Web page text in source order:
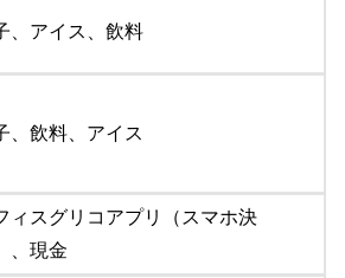
、アイス、飲料
、飲料、アイス
ィスグリコアプリ（スマホ決
、現金